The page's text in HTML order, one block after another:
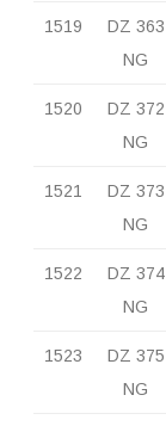
1519
DZ 363
NG
1520
DZ 372
NG
1521
DZ 373
NG
1522
DZ 374
NG
1523
DZ 375
NG